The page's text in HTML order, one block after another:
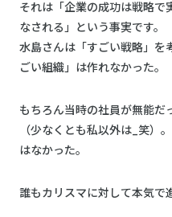
それは「企業の成功は戦略で
なされる」という事実です。
水島さんは「すごい戦略」を
ごい組織」は作れなかった。
もちろん当時の社員が無能だ
（少なくとも私以外は_笑）
はなかった。
誰もカリスマに対して本気で